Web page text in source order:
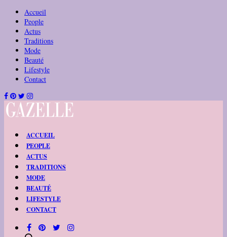
Accueil
People
Actus
Traditions
Mode
Beauté
Lifestyle
Contact
ACCUEIL
PEOPLE
ACTUS
TRADITIONS
MODE
BEAUTÉ
LIFESTYLE
CONTACT